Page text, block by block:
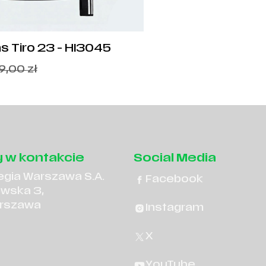
Tiro 23 - HI3045
zł
w kontakcie
Warszawa S.A.
3,
Social Media
Facebook
Instagram
X